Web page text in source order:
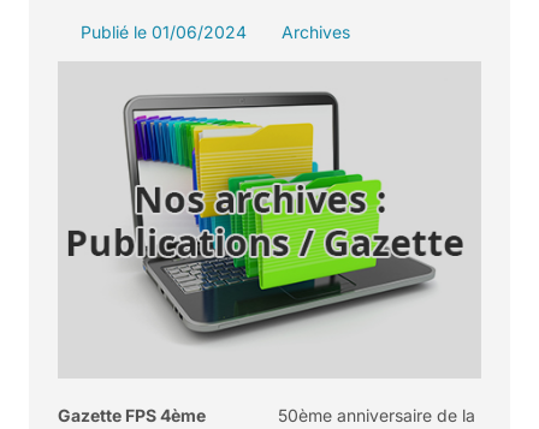
Publié le 01/06/2024 Archives
Gazette FPS 4ème
50ème anniversaire de la